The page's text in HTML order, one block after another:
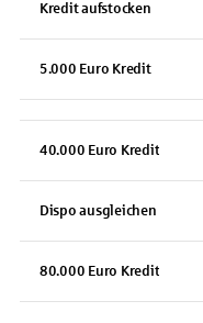
Kredit aufstocken
5.000 Euro Kredit
40.000 Euro Kredit
Dispo ausgleichen
80.000 Euro Kredit